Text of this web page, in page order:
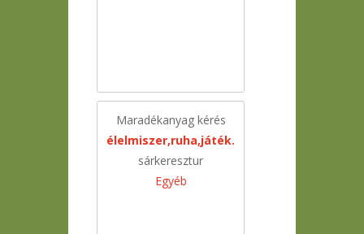
Maradékanyag kérés
élelmiszer,ruha,játék.
sárkeresztur
Egyéb